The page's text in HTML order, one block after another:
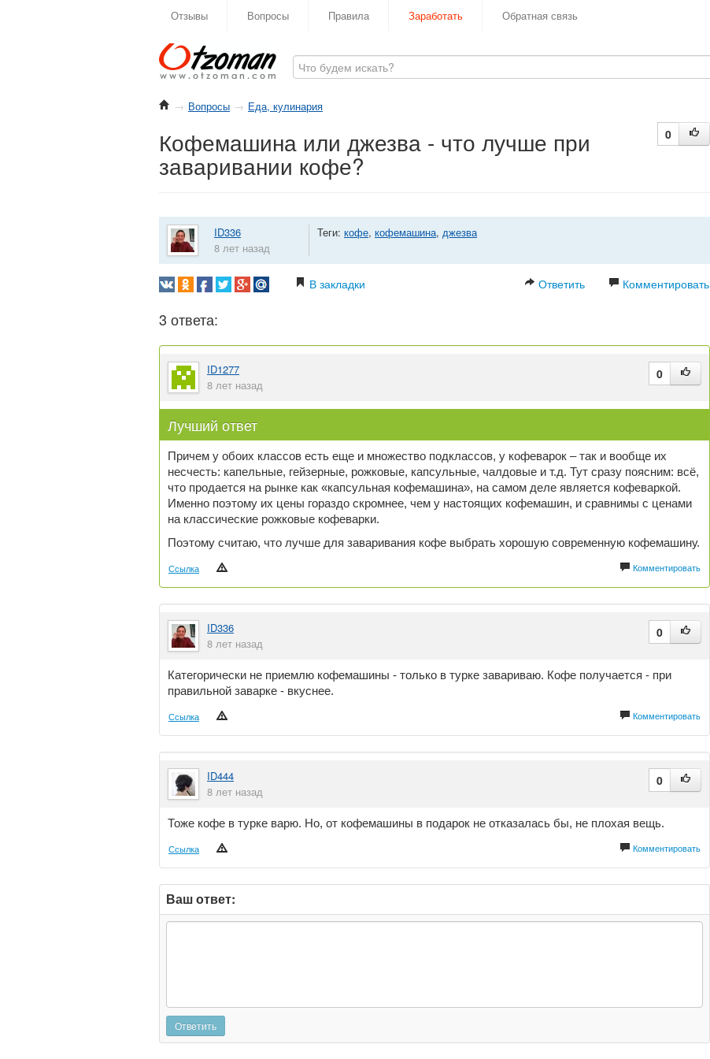
Отзывы Вопросы Правила Заработать Обратная связь
→ Вопросы → Еда, кулинария
0
Кофемашина или джезва - что лучше при
заваривании кофе?
ID336
8 лет назад
Теги: кофе, кофемашина, джезва
В закладки Ответить Комментировать
3 ответа:
ID1277
8 лет назад
0
Лучший ответ
Причем у обоих классов есть еще и множество подклассов, у кофеварок – так и вообще их
несчесть: капельные, гейзерные, рожковые, капсульные, чалдовые и т.д. Тут сразу поясним: всё,
что продается на рынке как «капсульная кофемашина», на самом деле является кофеваркой.
Именно поэтому их цены гораздо скромнее, чем у настоящих кофемашин, и сравнимы с ценами
на классические рожковые кофеварки.
Поэтому считаю, что лучше для заваривания кофе выбрать хорошую современную кофемашину.
Ссылка Комментировать
ID336
8 лет назад
0
Категорически не приемлю кофемашины - только в турке завариваю. Кофе получается - при
правильной заварке - вкуснее.
Ссылка Комментировать
ID444
8 лет назад
0
Тоже кофе в турке варю. Но, от кофемашины в подарок не отказалась бы, не плохая вещь.
Ссылка Комментировать
Ваш ответ:
Ответить